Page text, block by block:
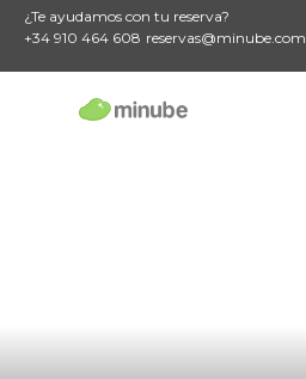
¿Te ayudamos con tu reserva?
+34 910 464 608 reservas@minube.com